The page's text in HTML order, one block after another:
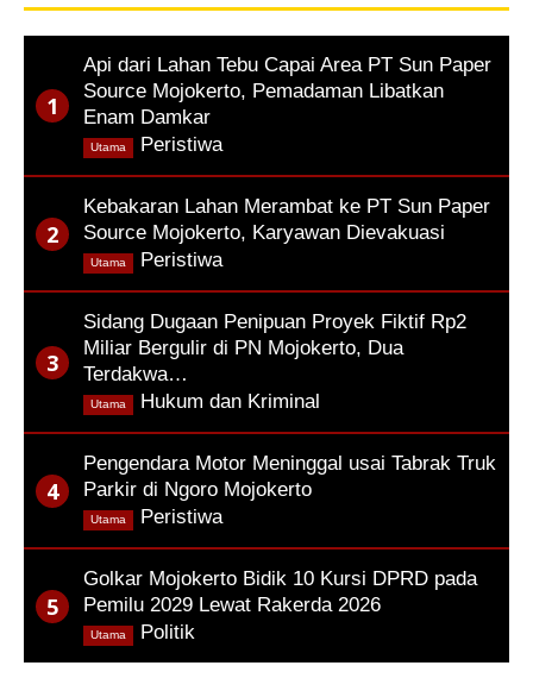
Api dari Lahan Tebu Capai Area PT Sun Paper
Source Mojokerto, Pemadaman Libatkan
Enam Damkar
Peristiwa,
Utama
Kebakaran Lahan Merambat ke PT Sun Paper
Source Mojokerto, Karyawan Dievakuasi
Peristiwa,
Utama
Sidang Dugaan Penipuan Proyek Fiktif Rp2
Miliar Bergulir di PN Mojokerto, Dua
Terdakwa…
Hukum dan Kriminal
Utama
Pengendara Motor Meninggal usai Tabrak Truk
Parkir di Ngoro Mojokerto
Peristiwa,
Utama
Golkar Mojokerto Bidik 10 Kursi DPRD pada
Pemilu 2029 Lewat Rakerda 2026
Politik
Utama